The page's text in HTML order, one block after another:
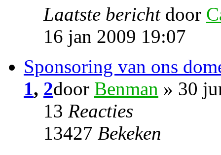
Laatste bericht door
16 jan 2009 19:07
Sponsoring van ons
1, 2door Benman » 30
13 Reacties
13427 Bekeken